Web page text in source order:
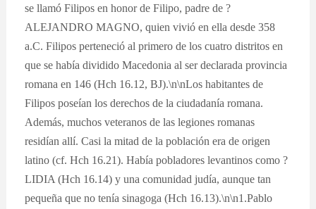
se llamó Filipos en honor de Filipo, padre de ?
ALEJANDRO MAGNO, quien vivió en ella desde 358
a.C. Filipos perteneció al primero de los cuatro distritos en
que se había dividido Macedonia al ser declarada provincia
romana en 146 (Hch 16.12, BJ).\n\nLos habitantes de
Filipos poseían los derechos de la ciudadanía romana.
Además, muchos veteranos de las legiones romanas
residían allí. Casi la mitad de la población era de origen
latino (cf. Hch 16.21). Había pobladores levantinos como ?
LIDIA (Hch 16.14) y una comunidad judía, aunque tan
pequeña que no tenía sinagoga (Hch 16.13).\n\n1.Pablo